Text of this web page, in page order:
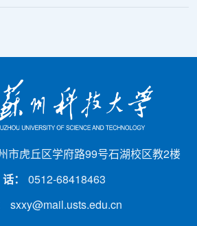
市虎丘区学府路99号石湖校区教2楼
：
0512-68418463
sxxy@mail.usts.edu.cn